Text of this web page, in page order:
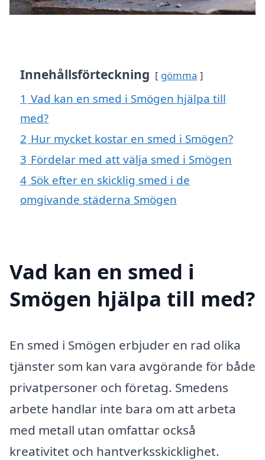
Innehållsförteckning gömma
1 Vad kan en smed i Smögen hjälpa till
med?
2 Hur mycket kostar en smed i Smögen?
3 Fördelar med att välja smed i Smögen
4 Sök efter en skicklig smed i de
omgivande städerna Smögen
Vad kan en smed i
Smögen hjälpa till med?
En smed i Smögen erbjuder en rad olika
tjänster som kan vara avgörande för både
privatpersoner och företag. Smedens
arbete handlar inte bara om att arbeta
med metall utan omfattar också
kreativitet och hantverksskicklighet.